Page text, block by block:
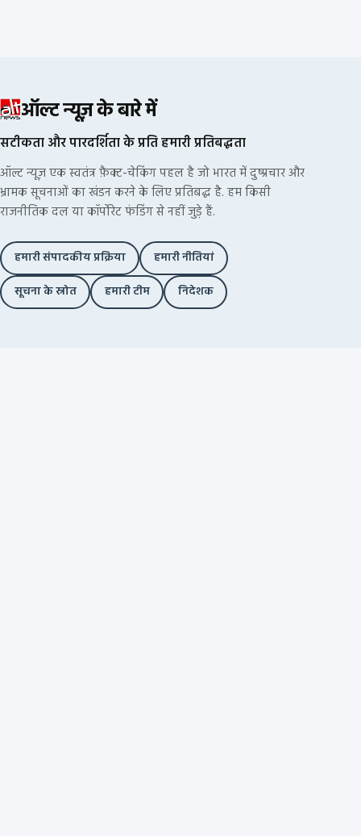
ऑल्ट न्यूज़ के बारे में
सटीकता और पारदर्शिता के प्रति हमारी प्रतिबद्धता
ऑल्ट न्यूज़ एक स्वतंत्र फ़ैक्ट-चेकिंग पहल है जो भारत में दुष्प्रचार और
भ्रामक सूचनाओं का खंडन करने के लिए प्रतिबद्ध है. हम किसी
राजनीतिक दल या कॉर्पोरेट फंडिंग से नहीं जुड़े हैं.
हमारी संपादकीय प्रक्रिया
हमारी नीतियां
सूचना के स्रोत
हमारी टीम निदेशक